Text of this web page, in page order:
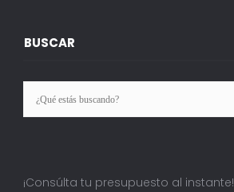
BUSCAR
¡Consúlta tu presupuesto al instante!